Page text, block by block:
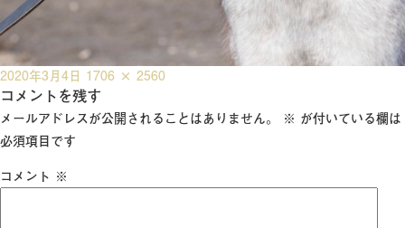
投
稿
日:
2020年3月4日 フ
ル
サ
1706 × 2560
コメントを残す
メールアドレスが公開されることはありません。 ※ が付いている欄は
必須項目です
コメント ※